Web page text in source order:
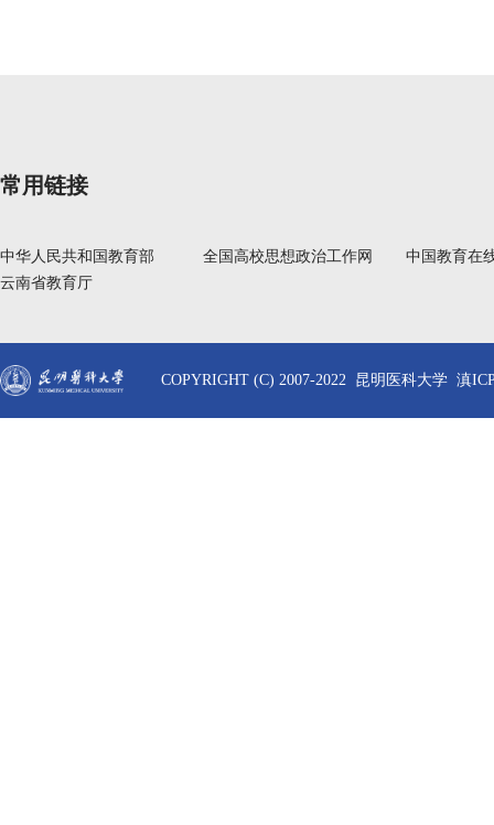
常用链接
中华人民共和国教育部 全国高校思想政治工作网
中国教育在
云南省教育厅
COPYRIGHT (C) 2007-2022 昆明医科大学 滇